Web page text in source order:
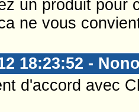
un produit pour
ne vous
18:23:52 -
d'accord avec